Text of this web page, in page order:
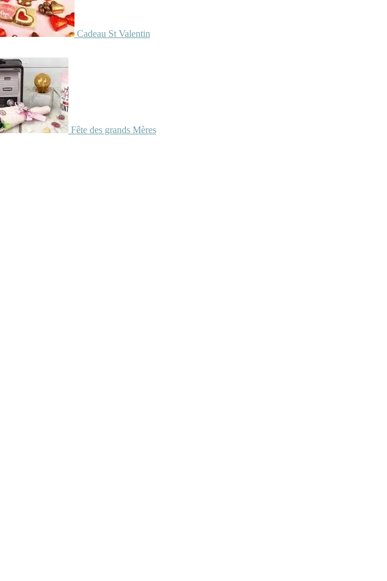
Cadeau St Valentin
Fête des grands Mères